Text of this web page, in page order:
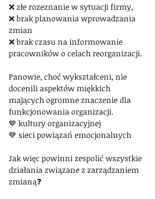
❌ złe rozeznanie w sytuacji firmy,
❌ brak planowania wprowadzania
zmian
❌ brak czasu na informowanie
pracowników o celach reorganizacji.
Panowie, choć wykształceni, nie
docenili aspektów miękkich
mających ogromne znaczenie dla
funkcjonowania organizacji.
💙 kultury organizacyjnej
💙 sieci powiązań emocjonalnych
Jak więc powinni zespolić wszystkie
działania związane z zarządzaniem
zmianą❓